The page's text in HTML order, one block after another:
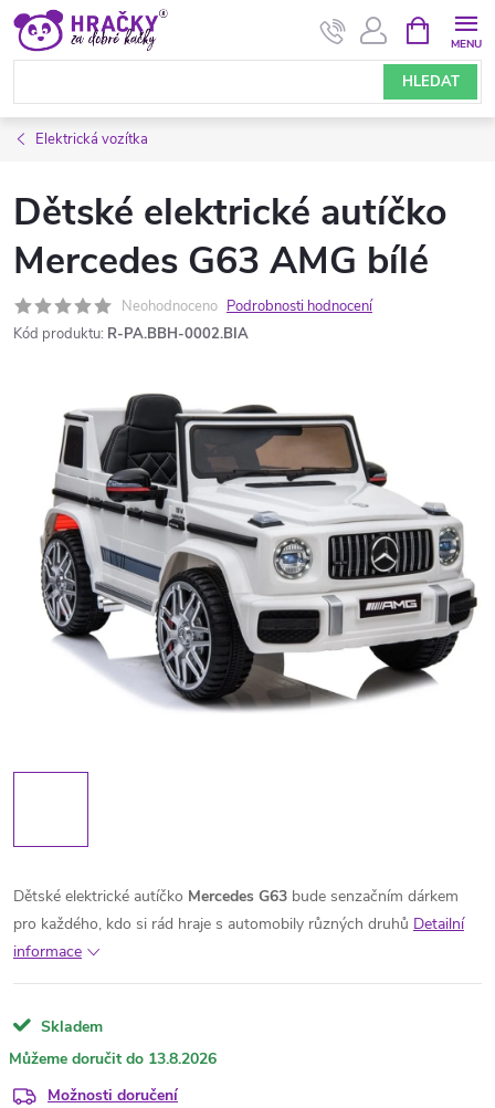
Přejít
obsah
HLEDAT
NÁKUPNÍ
KOŠÍK
Elektrická vozítka
Dětské elektrické autíčko
Mercedes G63 AMG bílé
Neohodnoceno Podrobnosti hodnocení
Kód produktu: R-PA.BBH-0002.BIA
Dětské elektrické autíčko Mercedes G63 bude senzačním dárkem
pro každého, kdo si rád hraje s automobily různých druhů Detailní
informace
Skladem
13.8.2026
Možnosti doručení